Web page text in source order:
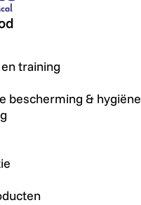
training
bescherming & hygiëne